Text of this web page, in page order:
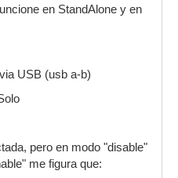
en StandAlone y en
USB (usb a-b)
pero en modo "disable"
me figura que: